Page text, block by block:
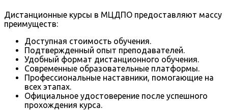
Дистанционные курсы в МЦДПО предоставляют массу
преимуществ:
Доступная стоимость обучения.
Подтвержденный опыт преподавателей.
Удобный формат дистанционного обучения.
Современные образовательные платформы.
Профессиональные наставники, помогающие на
всех этапах.
Официальное удостоверение после успешного
прохождения курса.